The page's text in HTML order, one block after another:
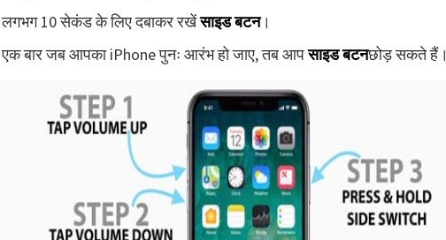
लगभग 10 सेकंड के लिए दबाकर रखेंसाइड बटन।
एक बार जब आपका iPhone पुनः आरंभ हो जाए, तब आपसाइड बटनछोड़ सकते हैं।